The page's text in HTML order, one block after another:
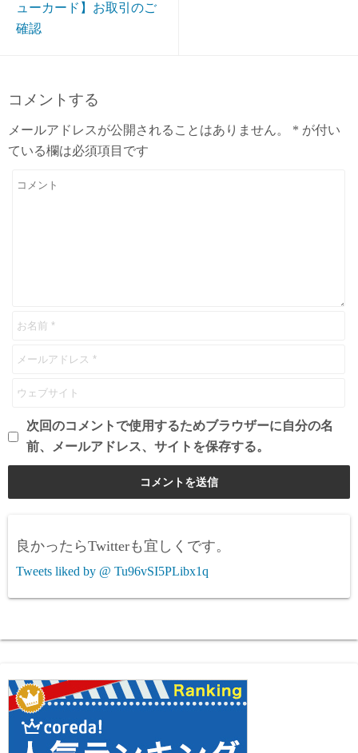
ューカード】お取引のご
確認
コメントする
メールアドレスが公開されることはありません。 * が付い
ている欄は必須項目です
次回のコメントで使用するためブラウザーに自分の名
前、メールアドレス、サイトを保存する。
良かったらTwitterも宜しくです。
Tweets liked by @ Tu96vSI5PLibx1q